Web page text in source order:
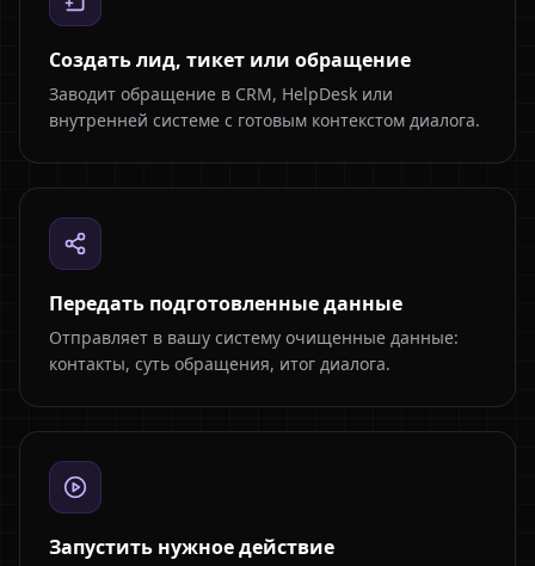
Создать лид, тикет или обращение
Заводит обращение в CRM, HelpDesk или
внутренней системе с готовым контекстом диалога.
Передать подготовленные данные
Отправляет в вашу систему очищенные данные:
контакты, суть обращения, итог диалога.
Запустить нужное действие